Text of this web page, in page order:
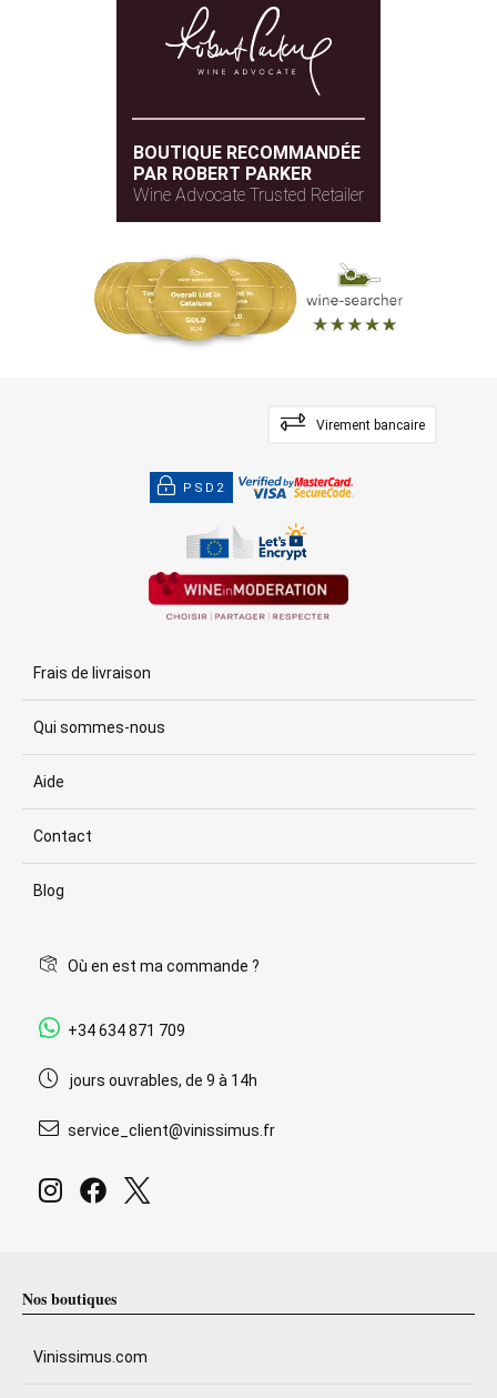
BOUTIQUE RECOMMANDÉE
PAR ROBERT PARKER
Wine Advocate Trusted Retailer
Virement bancaire
PSD2
Frais de livraison
Qui sommes-nous
Aide
Contact
Blog
Où en est ma commande ?
+34 634 871 709
jours ouvrables, de 9 à 14h
service_client@vinissimus.fr
Nos boutiques
Vinissimus.com